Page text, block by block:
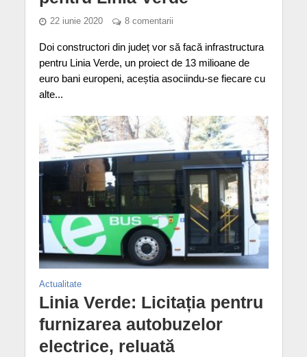
22 iunie 2020 8 comentarii
Doi constructori din județ vor să facă infrastructura
pentru Linia Verde, un proiect de 13 milioane de
euro bani europeni, aceștia asociindu-se fiecare cu
alte...
Actualitate
Linia Verde: Licitația pentru
furnizarea autobuzelor
electrice, reluată